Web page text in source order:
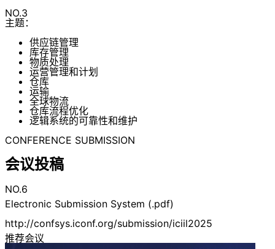
NO.3
主题：
供应链管理
库存管理
物质处理
运营管理和计划
仓库
运输
全球物流
仓库流程优化
逻辑系统的可靠性和维护
CONFERENCE SUBMISSION
会议投稿
NO.6
Electronic Submission System (.pdf)
http://confsys.iconf.org/submission/iciil2025
推荐会议